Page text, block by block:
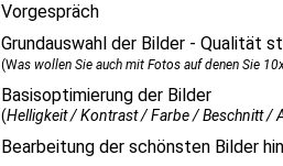
Vorgespräch
Grundauswahl der Bilder - Qualität
(Was wollen Sie auch mit Fotos auf denen Sie
Basisoptimierung der Bilder
(Helligkeit / Kontrast / Farbe / Beschnitt /
Bearbeitung der schönsten Bilder